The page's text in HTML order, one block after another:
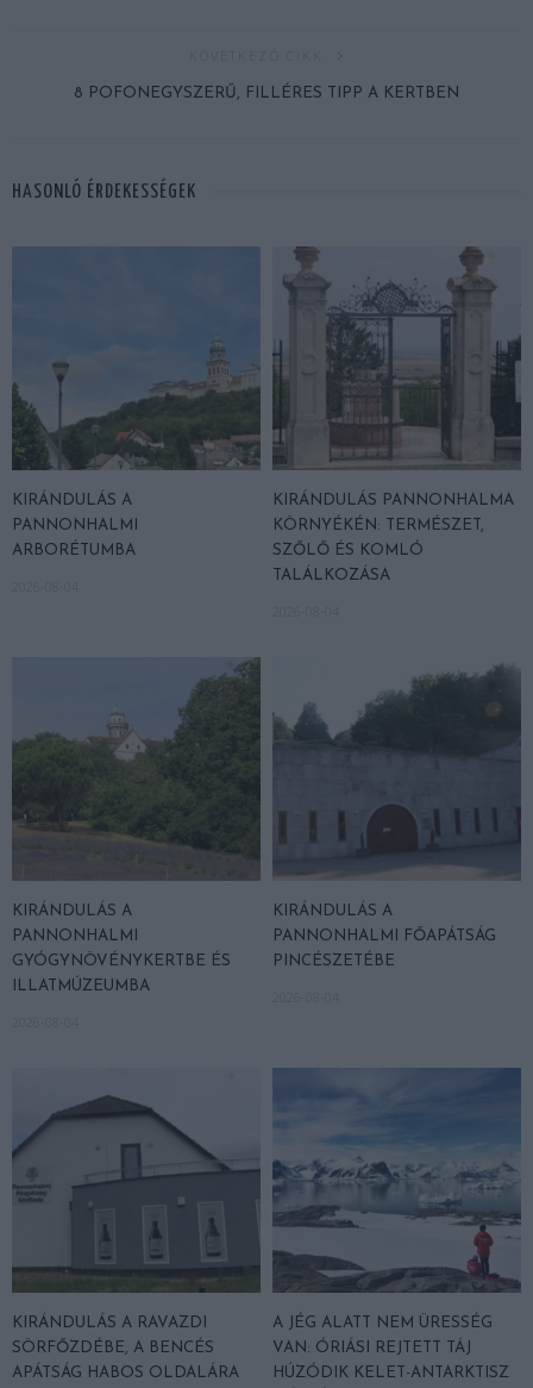
8 POFONEGYSZERŰ, FILLÉRES TIPP A KERTBEN
HASONLÓ ÉRDEKESSÉGEK
KIRÁNDULÁS A
PANNONHALMI
ARBORÉTUMBA
KIRÁNDULÁS PANNONHALMA
KÖRNYÉKÉN: TERMÉSZET,
SZŐLŐ ÉS KOMLÓ
TALÁLKOZÁSA
KIRÁNDULÁS A
PANNONHALMI
GYÓGYNÖVÉNYKERTBE ÉS
ILLATMÚZEUMBA
KIRÁNDULÁS A
PANNONHALMI FŐAPÁTSÁG
PINCÉSZETÉBE
KIRÁNDULÁS A RAVAZDI
SÖRFŐZDÉBE, A BENCÉS
APÁTSÁG HABOS OLDALÁRA
A JÉG ALATT NEM ÜRESSÉG
VAN: ÓRIÁSI REJTETT TÁJ
HÚZÓDIK KELET-ANTARKTISZ